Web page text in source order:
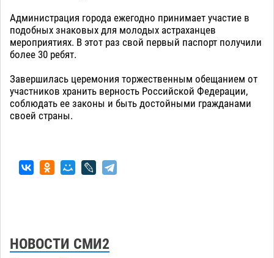
Администрация города ежегодно принимает участие в
подобных знаковых для молодых астраханцев
мероприятиях. В этот раз свой первый паспорт получили
более 30 ребят.
Завершилась церемония торжественным обещанием от
участников хранить верность Российской Федерации,
соблюдать ее законы и быть достойными гражданами
своей страны.
НОВОСТИ СМИ2